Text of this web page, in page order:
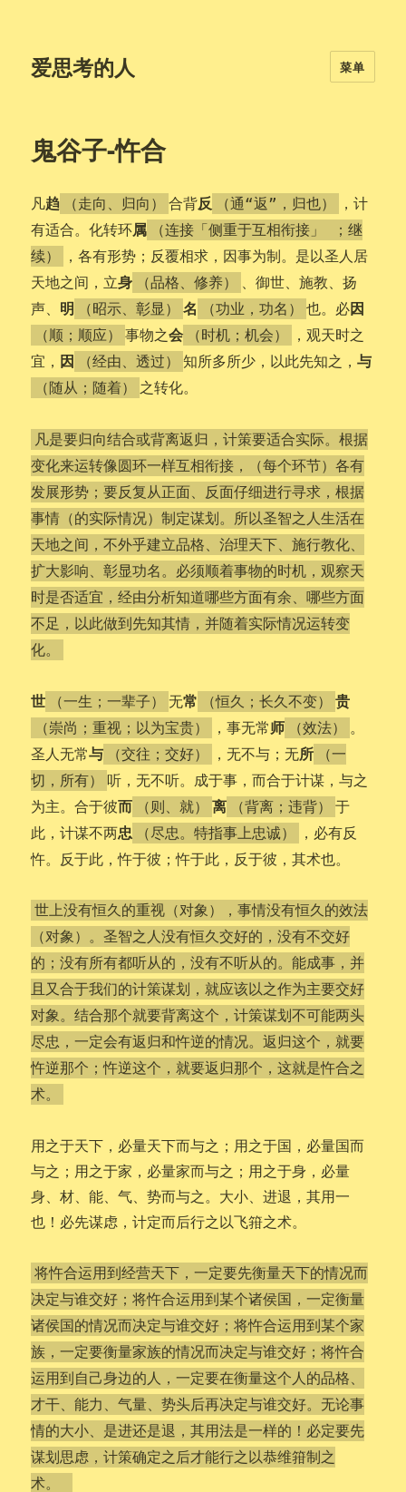
爱思考的人 菜单
鬼谷子-忤合
凡趋 （走向、归向） 合背反 （通“返”，归也）
，计
有适合。化转环属
（连接「侧重于互相衔接」 ；继
续）
，各有形势；反覆相求，因事为制。是以圣人居
天地之间，立身 （品格、修养）
、御世、施教、扬
声、 明 （昭示、彰显） 名 （功业，功名） 也。必因
（顺；顺应） 事物之会 （时机；机会）
，观天时之
宜， 因 （经由、透过） 知所多所少，以此先知之，与
（随从；随着） 之转化。
凡是要归向结合或背离返归，计策要适合实际。根据
变化来运转像圆环一样互相衔接，（每个环节）各有
发展形势；要反复从正面、反面仔细进行寻求，根据
事情（的实际情况）制定谋划。所以圣智之人生活在
天地之间，不外乎建立品格、治理天下、施行教化、
扩大影响、彰显功名。必须顺着事物的时机，观察天
时是否适宜，经由分析知道哪些方面有余、哪些方面
不足，以此做到先知其情，并随着实际情况运转变
化。
世 （一生；一辈子） 无常 （恒久；长久不变） 贵
（崇尚；重视；以为宝贵） ，事无常师 （效法）
。
圣人无常与 （交往；交好） ，无不与；无所
（一
切，所有）
听，无不听。成于事，而合于计谋，与之
为主。合于彼而 （则、就） 离 （背离；违背）
于
此，计谋不两忠 （尽忠。特指事上忠诚）
，必有反
忤。反于此，忤于彼；忤于此，反于彼，其术也。
世上没有恒久的重视（对象），事情没有恒久的效法
（对象）。圣智之人没有恒久交好的，没有不交好
的；没有所有都听从的，没有不听从的。能成事，并
且又合于我们的计策谋划，就应该以之作为主要交好
对象。结合那个就要背离这个，计策谋划不可能两头
尽忠，一定会有返归和忤逆的情况。返归这个，就要
忤逆那个；忤逆这个，就要返归那个，这就是忤合之
术。
用之于天下，必量天下而与之；用之于国，必量国而
与之；用之于家，必量家而与之；用之于身，必量
身、材、能、气、势而与之。大小、进退，其用一
也！必先谋虑，计定而后行之以飞箝之术。
将忤合运用到经营天下，一定要先衡量天下的情况而
决定与谁交好；将忤合运用到某个诸侯国，一定衡量
诸侯国的情况而决定与谁交好；将忤合运用到某个家
族，一定要衡量家族的情况而决定与谁交好；将忤合
运用到自己身边的人，一定要在衡量这个人的品格、
才干、能力、气量、势头后再决定与谁交好。无论事
情的大小、是进还是退，其用法是一样的！必定要先
谋划思虑，计策确定之后才能行之以恭维箝制之
术。